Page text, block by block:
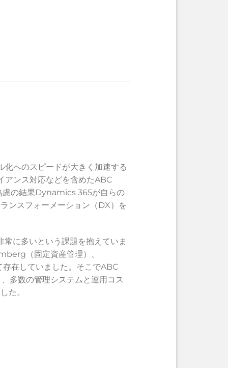
へのスピードが大きく加速する
ンス対応などを含めたABC
慮の結果Dynamics 365が自らの
ンスフォーメーション（DX）を
に多いという課題を抱えていま
（固定資産管理）、
在していました。そこでABC
多数の管理システムと運用コス
た。